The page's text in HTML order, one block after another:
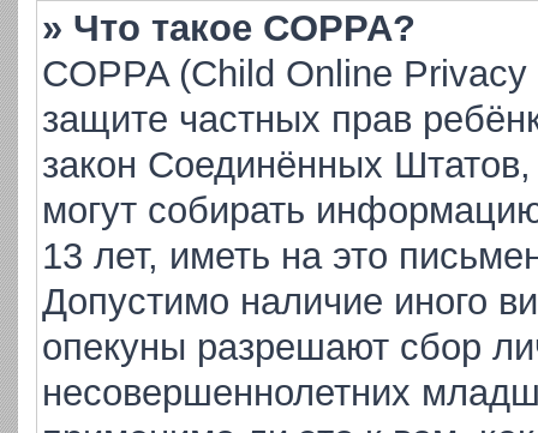
» Что такое COPPA?
COPPA (Child Online
защите частных прав
закон Соединённых
могут собирать
13 лет, иметь на это
Допустимо наличие иного
опекуны разрешают сбор
несовершеннолетних